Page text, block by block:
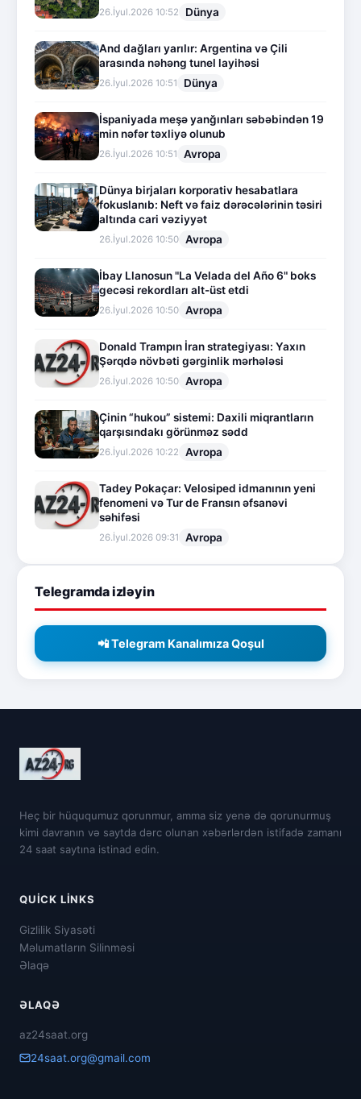
26.İyul.2026 10:52 Dünya
And dağları yarılır: Argentina və Çili
arasında nəhəng tunel layihəsi
26.İyul.2026 10:51 Dünya
İspaniyada meşə yanğınları səbəbindən 19
min nəfər təxliyə olunub
26.İyul.2026 10:51 Avropa
Dünya birjaları korporativ hesabatlara
fokuslanıb: Neft və faiz dərəcələrinin təsiri
altında cari vəziyyət
26.İyul.2026 10:50 Avropa
İbay Llanosun "La Velada del Año 6" boks
gecəsi rekordları alt-üst etdi
26.İyul.2026 10:50 Avropa
Donald Trampın İran strategiyası: Yaxın
Şərqdə növbəti gərginlik mərhələsi
26.İyul.2026 10:50 Avropa
Çinin “hukou” sistemi: Daxili miqrantların
qarşısındakı görünməz sədd
26.İyul.2026 10:22 Avropa
Tadey Pokaçar: Velosiped idmanının yeni
fenomeni və Tur de Fransın əfsanəvi
səhifəsi
26.İyul.2026 09:31 Avropa
Telegramda izləyin
📲 Telegram Kanalımıza Qoşul
Heç bir hüququmuz qorunmur, amma siz yenə də qorunurmuş
kimi davranın və saytda dərc olunan xəbərlərdən istifadə zamanı
24 saat saytına istinad edin.
QUICK LINKS
Gizlilik Siyasəti
Məlumatların Silinməsi
Əlaqə
ƏLAQƏ
az24saat.org
24saat.org@gmail.com